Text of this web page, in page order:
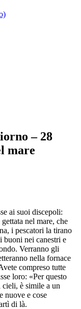
– 28
mare
ai suoi discepoli:
nel mare, che
i pescatori la tirano
buoni nei canestri e
Verranno gli
nella fornace
compreso tutte
loro: «Per questo
è simile a un
nuove e cose
di là.